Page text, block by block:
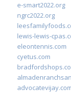
e-smart2022.org
ngrc2022.org
lewis-lewis-
eleontennis.com
cyetus.com